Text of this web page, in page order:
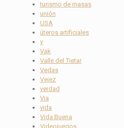
turismo de masas
unión
USA
úteros artificiales
v
Vak
Valle del Tietar
Vedas
Vejez
verdad
Via
vida
Vida Buena
Vídeojuegos